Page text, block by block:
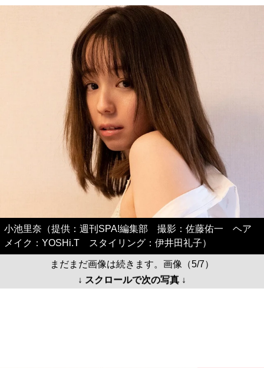
小池里奈（提供：週刊SPA!編集部 撮影：佐藤佑一 ヘア
メイク：YOSHi.T スタイリング：伊井田礼子）
まだまだ画像は続きます。画像（5/7）
↓ スクロールで次の写真 ↓